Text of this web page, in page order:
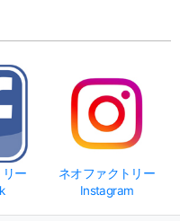
ー
ネオファクトリー
Instagram